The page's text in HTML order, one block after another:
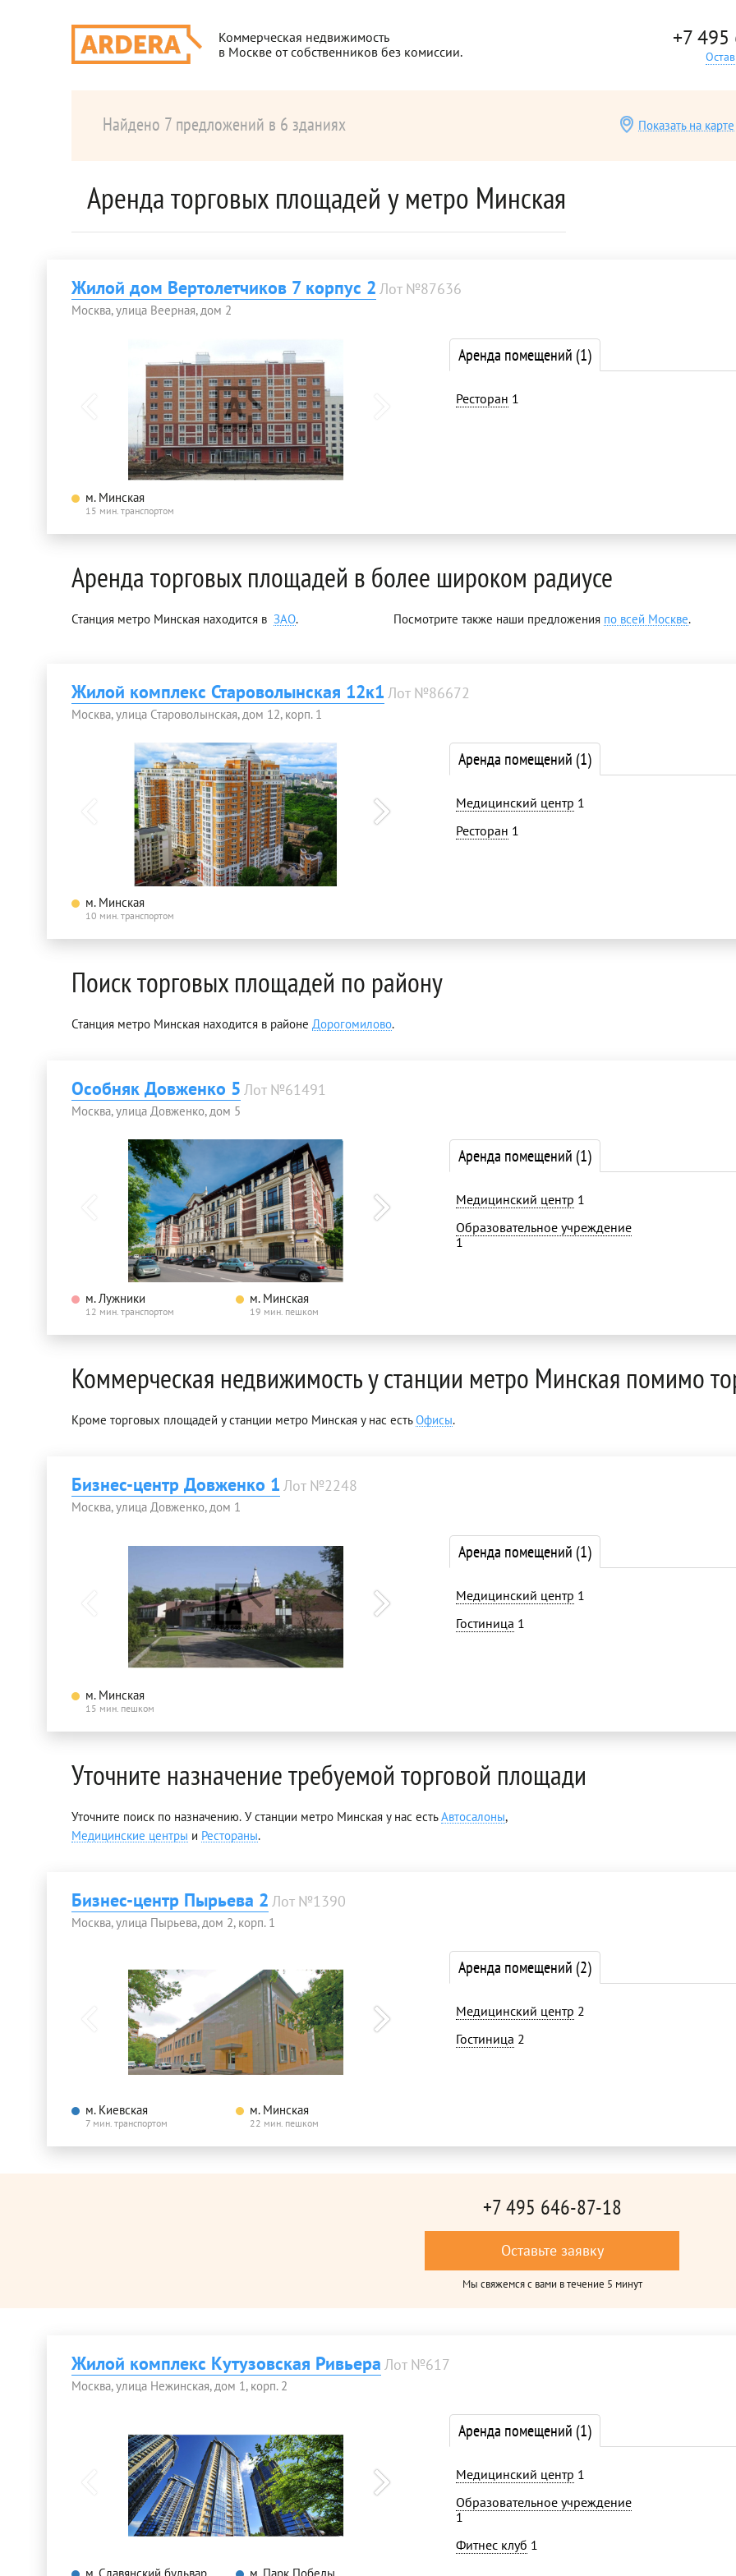
Коммерческая недвижимость
в Москве от собственников без комиссии.
+7
Найдено 7 предложений в 6 зданиях Показать на карте
Аренда торговых площадей у метро Минская
Жилой дом Вертолетчиков 7 корпус 2 Лот №87636
Москва, улица Веерная, дом 2
м. Минская
15 мин. транспортом
Аренда помещений (1)
Ресторан 1
Аренда торговых площадей в более широком радиусе
Станция метро Минская находится в ЗАО. Посмотрите также наши предложения по всей Москве.
Жилой комплекс Староволынская 12к1 Лот №86672
Москва, улица Староволынская, дом 12, корп. 1
м. Минская
10 мин. транспортом
Аренда помещений (1)
Медицинский центр 1
Ресторан 1
Поиск торговых площадей по району
Станция метро Минская находится в районе Дорогомилово.
Особняк Довженко 5 Лот №61491
Москва, улица Довженко, дом 5
м. Лужники
12 мин. транспортом
м. Минская
19 мин. пешком
Аренда помещений (1)
Медицинский центр 1
Образовательное учреждение
1
Коммерческая недвижимость у станции метро Минская помимо
Кроме торговых площадей у станции метро Минская у нас естьОфисы.
Бизнес-центр Довженко 1 Лот №2248
Москва, улица Довженко, дом 1
м. Минская
15 мин. пешком
Аренда помещений (1)
Медицинский центр 1
Гостиница 1
Уточните назначение требуемой торговой площади
Уточните поиск по назначению. У станции метро Минская у нас естьАвтосалоны,
Медицинские центры и Рестораны.
Бизнес-центр Пырьева 2 Лот №1390
Москва, улица Пырьева, дом 2, корп. 1
м. Киевская
7 мин. транспортом
м. Минская
22 мин. пешком
Аренда помещений (2)
Медицинский центр 2
Гостиница 2
+7 495 646-87-18
Оставьте заявку
Мы свяжемся с вами в течение 5 минут
Жилой комплекс Кутузовская Ривьера Лот №617
Москва, улица Нежинская, дом 1, корп. 2
Аренда помещений (1)
Медицинский центр 1
Образовательное учреждение
1
Фитнес клуб 1